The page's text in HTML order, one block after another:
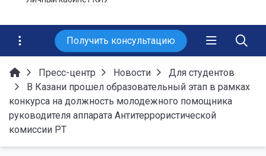
Получить консультацию
Пресс-центр Новости
Для студентов
В Казани прошел образовательный этап в рамках
конкурса на должность молодежного помощника
руководителя аппарата Антитеррористической
комиссии РТ